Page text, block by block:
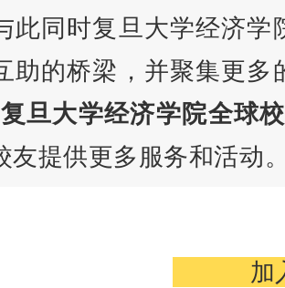
此同时复旦大学经济
助的桥梁，并聚集更
复旦大学经济学院全球
友提供更多服务和活动
加